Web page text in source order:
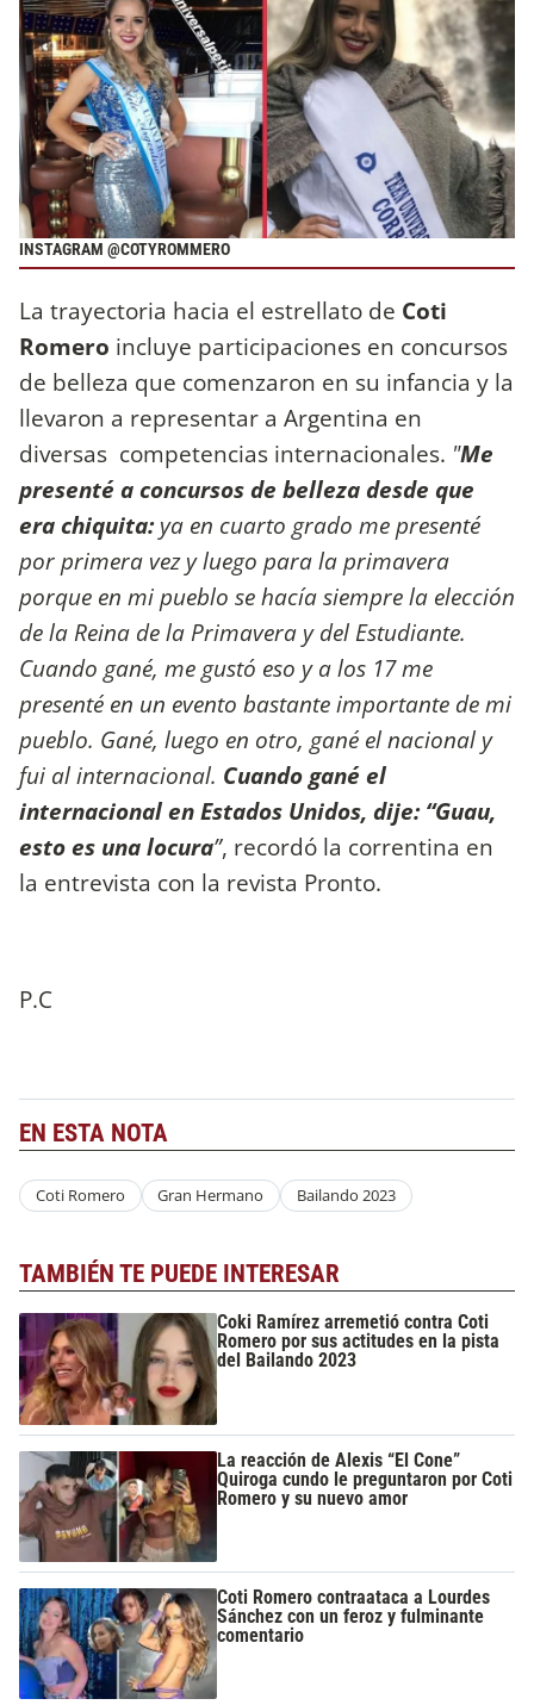
INSTAGRAM @COTYROMMERO
La trayectoria hacia el estrellato de Coti
Romero incluye participaciones en concursos
de belleza que comenzaron en su infancia y la
llevaron a representar a Argentina en
diversas competencias internacionales. "Me
presenté a concursos de belleza desde que
era chiquita:ya en cuarto grado me presenté
por primera vez y luego para la primavera
porque en mi pueblo se hacía siempre la elección
de la Reina de la Primavera y del Estudiante.
Cuando gané, me gustó eso y a los 17 me
presenté en un evento bastante importante de mi
pueblo. Gané, luego en otro, gané el nacional y
fui al internacional. Cuando gané el
internacional en Estados Unidos, dije: “Guau,
esto es una locura”, recordó la correntina en
la entrevista con la revista Pronto.
P.C
EN ESTA NOTA
Coti Romero Gran Hermano Bailando 2023
TAMBIÉN TE PUEDE INTERESAR
Coki Ramírez arremetió contra Coti
Romero por sus actitudes en la pista
del Bailando 2023
La reacción de Alexis “El Cone”
Quiroga cundo le preguntaron por Coti
Romero y su nuevo amor
Coti Romero contraataca a Lourdes
Sánchez con un feroz y fulminante
comentario